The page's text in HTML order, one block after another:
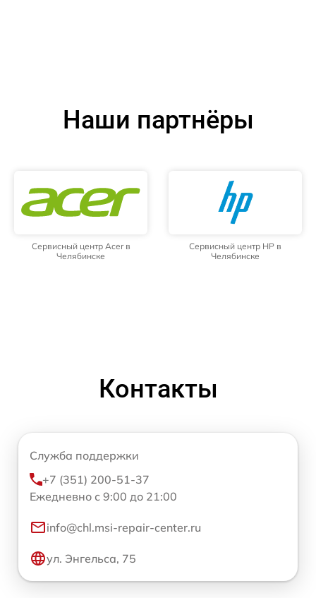
Наши партнёры
Сервисный центр Acer в
Челябинске
Сервисный центр HP в
Челябинске
Контакты
Служба поддержки
+7 (351) 200-51-37
Ежедневно с 9:00 до 21:00
info@chl.msi-repair-center.ru
ул. Энгельса, 75